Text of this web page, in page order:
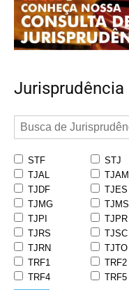
Jurisprudência
STF STJ
TJAL
TJAM
TJDF
TJES
TJMG
TJMS
TJPI
TJPR
TJRS
TJSC
TJRN
TJTO
TRF1
TRF2
TRF4
TRF5